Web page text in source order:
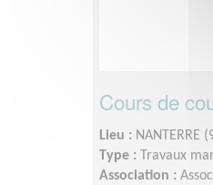
Cours de
Lieu : NANTERRE
Type :
Travaux
Association :